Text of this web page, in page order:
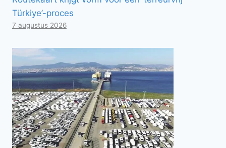
Türkiye’-proces
7 augustus 2026